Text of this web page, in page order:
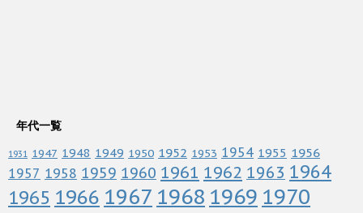
年代一覧
1931 1947 1948 1949 1950 1952 1953 1954 1955 1956
1957 1958 1959 1960 1961 1962 1963 1964
1965 1966 1967 1968 1969 1970